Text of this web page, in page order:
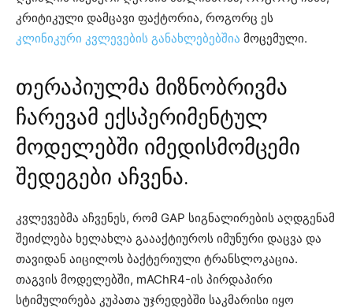
კრიტიკული დამცავი ფაქტორია, როგორც ეს
კლინიკური კვლევების განახლებებშია მოცემული.
თერაპიულმა მიზნობრივმა
ჩარევამ ექსპერიმენტულ
მოდელებში იმედისმომცემი
შედეგები აჩვენა.
კვლევებმა აჩვენეს, რომ GAP სიგნალირების აღდგენამ
შეიძლება ხელახლა გაააქტიუროს იმუნური დაცვა და
თავიდან აიცილოს ბაქტერიული ტრანსლოკაცია.
თაგვის მოდელებში, mAChR4-ის პირდაპირი
სტიმულირება კუპათა უჯრედებში საკმარისი იყო